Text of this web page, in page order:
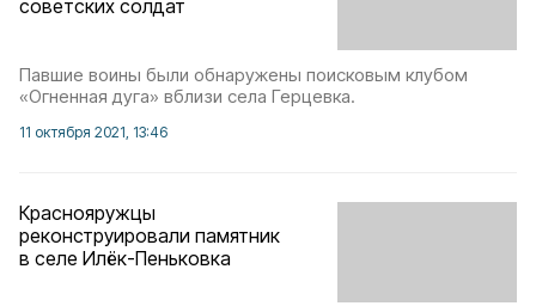
советских солдат
Павшие воины были обнаружены поисковым клубом
«Огненная дуга» вблизи села Герцевка.
11 октября 2021, 13:46
Краснояружцы
реконструировали памятник
в селе Илёк-Пеньковка